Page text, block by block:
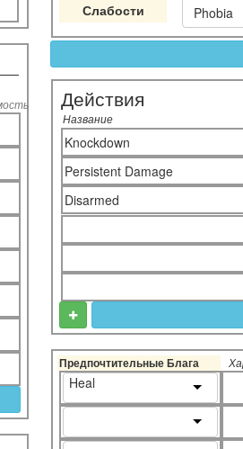
Слабости Phobia
Действия
Название
Knockdown
Persistent Damage
Disarmed
Предпочтительные Блага
Heal